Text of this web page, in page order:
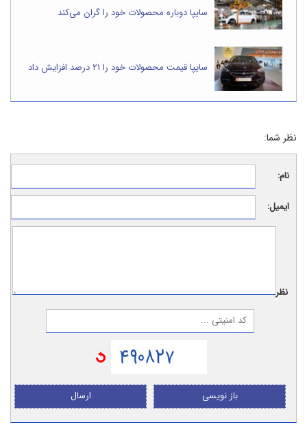
سایپا دوباره محصولات خود را گران می‌کند
سایپا قیمت محصولات خود را ۲۱ درصد افزایش داد
نظر شما:
نام:
ایمیل:
نظر:
ارسال باز نویسی